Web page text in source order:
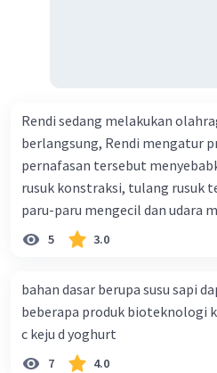
Rendi sedang melakukan
berlangsung, Rendi mengatur
pernafasan tersebut
rusuk konstraksi, tulang rusuk
paru-paru mengecil dan udara
informasi tersebut, dapat
sedang melakukan proses
5 3.0
bahan dasar berupa susu sapi
beberapa produk bioteknologi kecuali a kefir b
c keju d yoghurt
7 4.0